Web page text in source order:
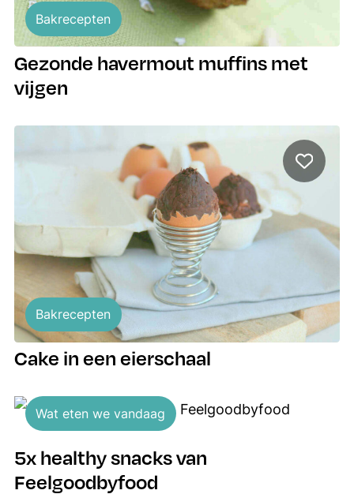
Bakrecepten
Gezonde havermout muffins met
vijgen
Bakrecepten
Cake in een eierschaal
Wat eten we vandaag
5x healthy snacks van
Feelgoodbyfood